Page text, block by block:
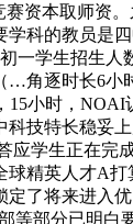
赛资本取师资
科的教员是
学生招生人
角逐时长6小
15小时，
科技特长稳妥
应学生正在完
精英人才A
了将来进入
等部分已明白